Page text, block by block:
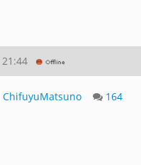
21:44
ChifuyuMatsuno 164